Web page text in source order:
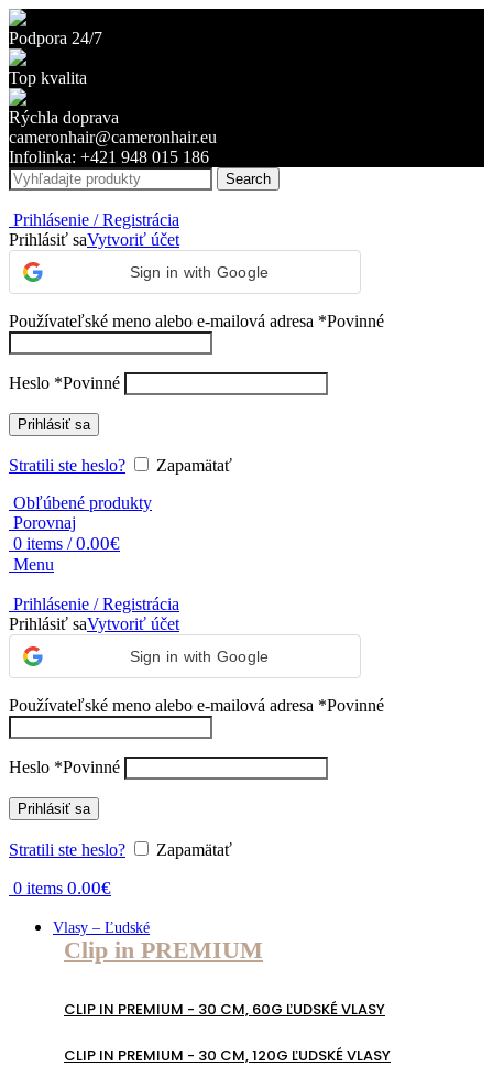
Podpora 24/7
Top kvalita
Rýchla doprava
cameronhair@cameronhair.eu
Infolinka: +421 948 015 186
Search
Prihlásenie / Registrácia
Prihlásiť saVytvoriť účet
Sign in with Google
Používateľské meno alebo e-mailová adresa *Povinné
Heslo *Povinné
Prihlásiť sa
Stratili ste heslo?
Zapamätať
Obľúbené produkty
Porovnaj
0 items / 0.00€
Menu
Prihlásenie / Registrácia
Prihlásiť saVytvoriť účet
Sign in with Google
Používateľské meno alebo e-mailová adresa *Povinné
Heslo *Povinné
Prihlásiť sa
Stratili ste heslo? Zapamätať
0 items 0.00€
Vlasy – Ľudské
Clip in PREMIUM
CLIP IN PREMIUM - 30 CM, 60G ĽUDSKÉ VLASY
CLIP IN PREMIUM - 30 CM, 120G ĽUDSKÉ VLASY